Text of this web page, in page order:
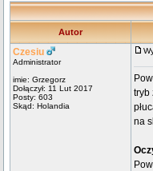
Autor
Czesiu
Administrator
imie: Grzegorz
Dołączył: 11 Lut 2017
Posty: 603
Skąd: Holandia
tryb
na